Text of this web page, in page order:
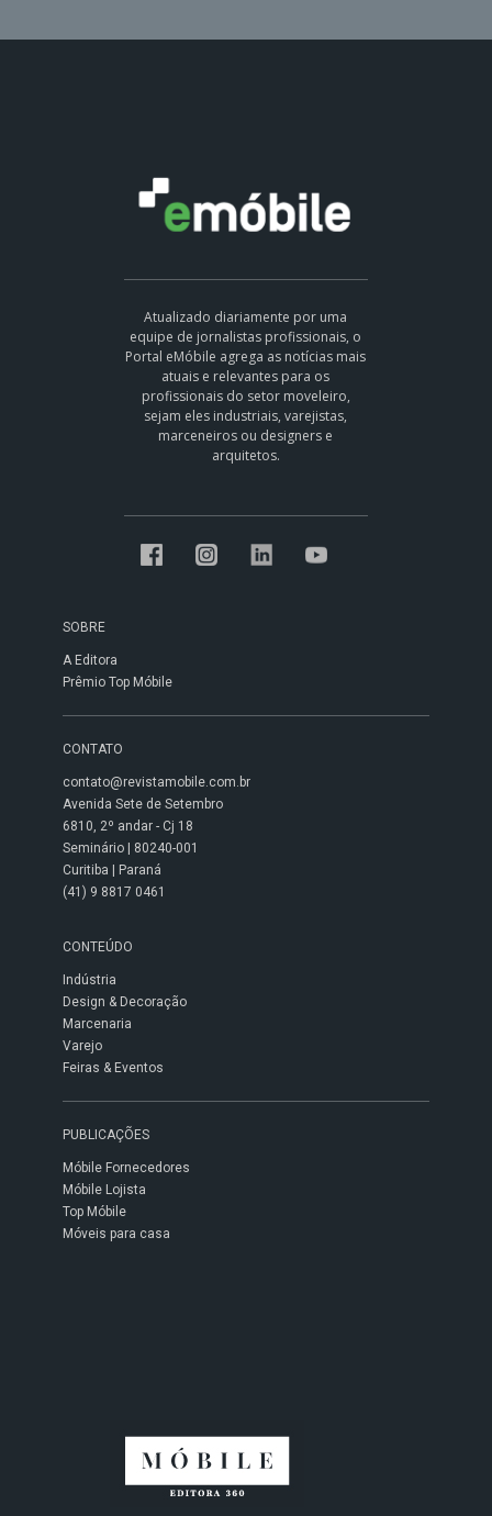
Atualizado diariamente por uma
equipe de jornalistas profissionais, o
Portal eMóbile agrega as notícias mais
atuais e relevantes para os
profissionais do setor moveleiro,
sejam eles industriais, varejistas,
marceneiros ou designers e
arquitetos.
SOBRE
A Editora
Prêmio Top Móbile
CONTATO
contato@revistamobile.com.br
Avenida Sete de Setembro
6810, 2º andar - Cj 18
Seminário | 80240-001
Curitiba | Paraná
(41) 9 8817 0461
CONTEÚDO
Indústria
Design & Decoração
Marcenaria
Varejo
Feiras & Eventos
PUBLICAÇÕES
Móbile Fornecedores
Móbile Lojista
Top Móbile
Móveis para casa